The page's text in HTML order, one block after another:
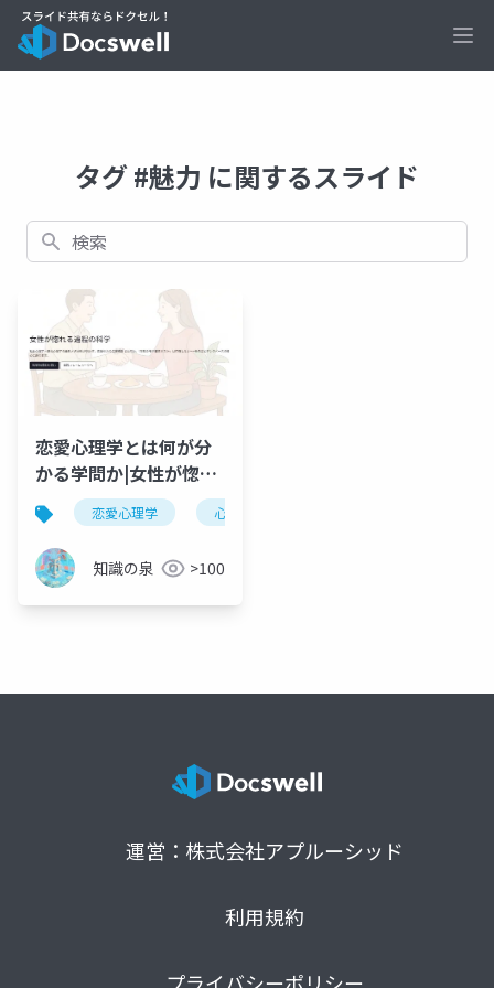
タグ #魅力 に関するスライド
検索
恋愛心理学とは何が分
かる学問か|女性が惚れ
る過程を科学的に徹底
解説
恋愛心理学 心理学
知識の泉 >100
運営：株式会社アプルーシッド
利用規約